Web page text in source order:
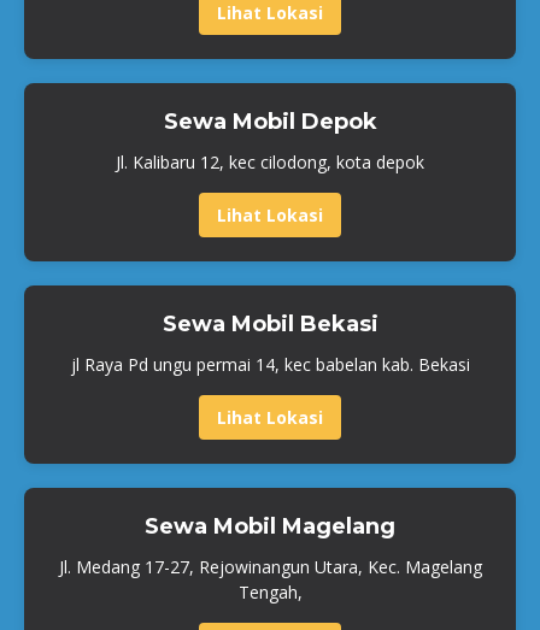
Lihat Lokasi
Sewa Mobil Depok
Jl. Kalibaru 12, kec cilodong, kota depok
Lihat Lokasi
Sewa Mobil Bekasi
jl Raya Pd ungu permai 14, kec babelan kab. Bekasi
Lihat Lokasi
Sewa Mobil Magelang
Jl. Medang 17-27, Rejowinangun Utara, Kec. Magelang
Tengah,